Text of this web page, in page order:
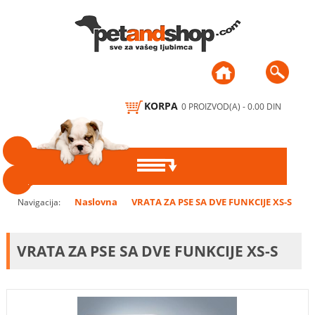
KORPA 0 PROIZVOD(A) - 0.00 DIN
PSI
DODACI ISHRANI,
ČINIJE I PODMETAČI
HRANA ZA MAČKE
POSLASTICE
PTICE
HRANA, VITAMINI I
MALE ŽIVOTINJE
Navigacija: Naslovna VRATA ZA PSE SA DVE FUNKCIJE XS-S
VRATA ZA PSE SA DVE FUNKCIJE XS-S